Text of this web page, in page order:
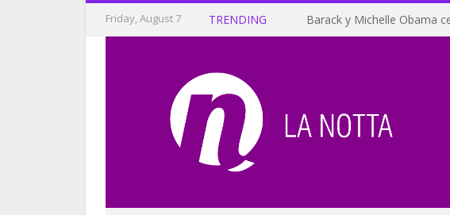
Friday, August 7 TRENDING Barack y Michelle Obama